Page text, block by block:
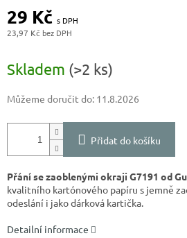
29 Kč
23,97 Kč
cena:
Skladem (>2 ks)
Můžeme doručit do: 11.8.2026
Přidat do košíku
Přání se zaoblenými okraji G7191 od
kvalitního kartónového papíru s jemně
odeslání i jako dárková kartička.
Detailní informace